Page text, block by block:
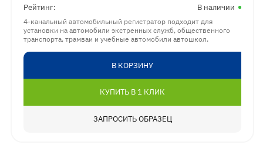
Рейтинг: В наличии
4-канальный автомобильный регистратор подходит для
установки на автомобили экстренных служб, общественного
транспорта, трамваи и учебные автомобили автошкол.
В КОРЗИНУ
КУПИТЬ В 1 КЛИК
ЗАПРОСИТЬ ОБРАЗЕЦ